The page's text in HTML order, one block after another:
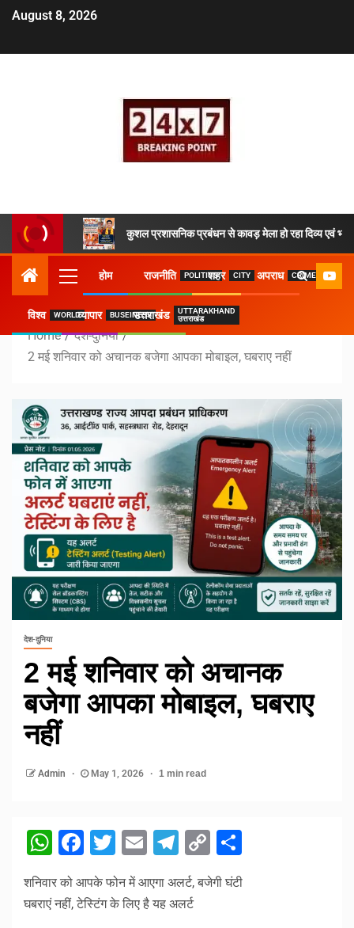
August 8, 2026
कुशल प्रशासनिक प्रबंधन से कावड़ मेला हो रहा दिव्य एवं भव्य
होम राजनीति POLITICSशहर CITY अपराध CRIME
विश्व WORLDव्यापार BUSEINESSउत्तराखंड
UTTARAKHAND
उत्तराखंड
Home
देश-दुनिया
2 मई शनिवार को अचानक बजेगा आपका मोबाइल, घबराए नहीं
देश-दुनिया
2 मई शनिवार को अचानक
बजेगा आपका मोबाइल, घबराए
नहीं
Admin May 1, 2026 1 min read
WhatsApp
Facebook
Twitter
EmailTelegram
Copy
Link
शनिवार को आपके फोन में आएगा अलर्ट, बजेगी घंटी
घबराएं नहीं, टेस्टिंग के लिए है यह अलर्ट